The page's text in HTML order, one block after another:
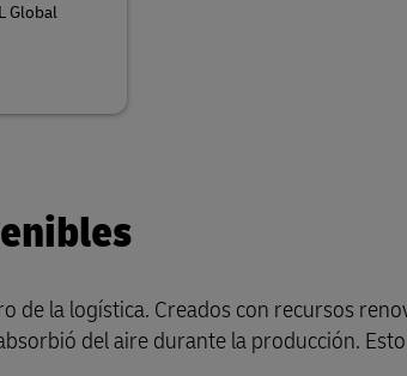
Global
de la logística. Creados con recursos
del aire durante la producción.